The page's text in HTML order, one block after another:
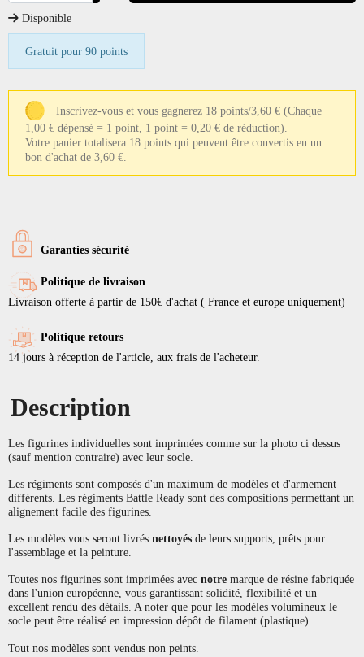
Disponible
Gratuit pour 90 points
Inscrivez-vous et vous gagnerez 18 points/3,60 € (Chaque
1,00 € dépensé = 1 point, 1 point = 0,20 € de réduction).
Votre panier totalisera 18 points qui peuvent être convertis en un
bon d'achat de 3,60 €.
Garanties sécurité
Politique de livraison
Livraison offerte à partir de 150€ d'achat ( France et europe uniquement)
Politique retours
14 jours à réception de l'article, aux frais de l'acheteur.
Description
Les figurines individuelles sont imprimées comme sur la photo ci dessus
(sauf mention contraire) avec leur socle.
Les régiments sont composés d'un maximum de modèles et d'armement
différents. Les régiments Battle Ready sont des compositions permettant un
alignement facile des figurines.
Les modèles vous seront livrés nettoyés de leurs supports, prêts pour
l'assemblage et la peinture.
Toutes nos figurines sont imprimées avec notre marque de résine fabriquée
dans l'union européenne, vous garantissant solidité, flexibilité et un
excellent rendu des détails. A noter que pour les modèles volumineux le
socle peut être réalisé en impression dépôt de filament (plastique).
Tout nos modèles sont vendus non peints.